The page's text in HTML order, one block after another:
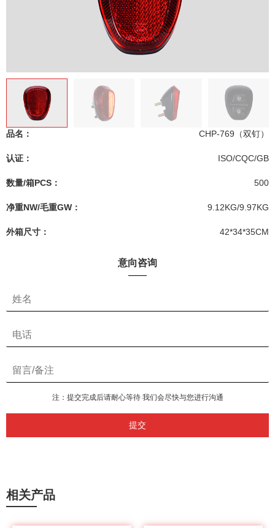
品名： CHP-769（双钉）
认证： ISO/CQC/GB
数量/箱PCS： 500
净重NW/毛重GW： 9.12KG/9.97KG
外箱尺寸： 42*34*35CM
意向咨询
提交
注：提交完成后请耐心等待 我们会尽快与您进行沟通
相关产品